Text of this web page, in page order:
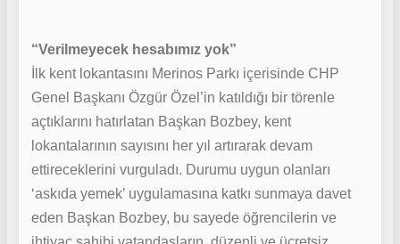
“Verilmeyecek hesabımız yok”
İlk kent lokantasını Merinos Parkı içerisinde CHP
Genel Başkanı Özgür Özel’in katıldığı bir törenle
açtıklarını hatırlatan Başkan Bozbey, kent
lokantalarının sayısını her yıl artırarak devam
ettireceklerini vurguladı. Durumu uygun olanları
‘askıda yemek’ uygulamasına katkı sunmaya davet
eden Başkan Bozbey, bu sayede öğrencilerin ve